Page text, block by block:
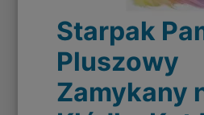
Starpak
Pluszowy
Zamykany